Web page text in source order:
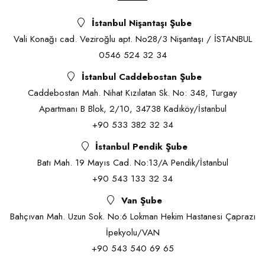
İstanbul Nişantaşı Şube
Vali Konağı cad. Veziroğlu apt. No28/3 Nişantaşı / İSTANBUL
0546 524 32 34
İstanbul Caddebostan Şube
Caddebostan Mah. Nihat Kızılatan Sk. No: 348, Turgay
Apartmanı B Blok, 2/10, 34738 Kadıköy/İstanbul
+90 533 382 32 34
İstanbul Pendik Şube
Batı Mah. 19 Mayıs Cad. No:13/A Pendik/İstanbul
+90 543 133 32 34
Van Şube
Bahçıvan Mah. Uzun Sok. No:6 Lokman Hekim Hastanesi Çaprazı
İpekyolu/VAN
+90 543 540 69 65